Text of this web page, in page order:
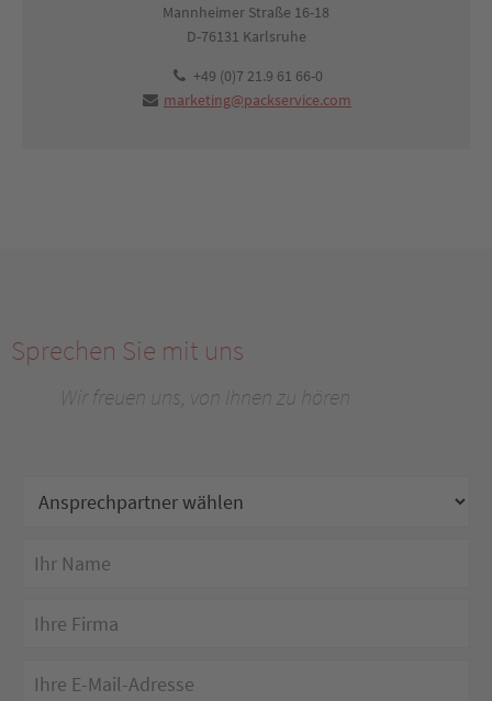
Mannheimer Straße 16-18
D-76131 Karlsruhe
+49 (0)7 21.9 61 66-0
marketing@packservice.com
Sprechen Sie mit uns
Wir freuen uns, von Ihnen zu hören